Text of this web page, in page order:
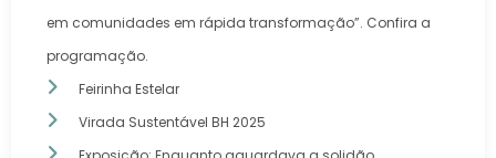
em comunidades em rápida transformação”. Confira a
programação.
Feirinha Estelar
Virada Sustentável BH 2025